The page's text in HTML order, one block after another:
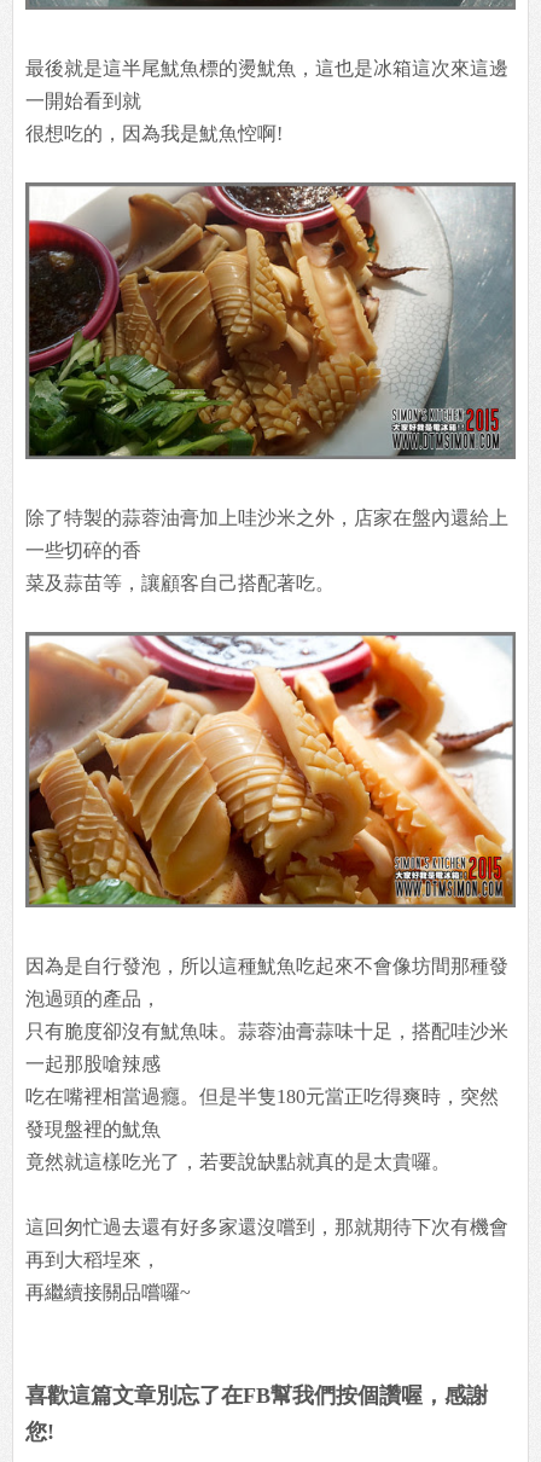
最後就是這半尾魷魚標的燙魷魚，這也是冰箱這次來這邊
一開始看到就
很想吃的，因為我是魷魚悾啊!
除了特製的蒜蓉油膏加上哇沙米之外，店家在盤內還給上
一些切碎的香
菜及蒜苗等，讓顧客自己搭配著吃。
因為是自行發泡，所以這種魷魚吃起來不會像坊間那種發
泡過頭的產品，
只有脆度卻沒有魷魚味。蒜蓉油膏蒜味十足，搭配哇沙米
一起那股嗆辣感
吃在嘴裡相當過癮。但是半隻180元當正吃得爽時，突然
發現盤裡的魷魚
竟然就這樣吃光了，若要說缺點就真的是太貴囉。
這回匆忙過去還有好多家還沒嚐到，那就期待下次有機會
再到大稻埕來，
再繼續接關品嚐囉~
喜歡這篇文章別忘了在FB幫我們按個讚喔，感謝
您!